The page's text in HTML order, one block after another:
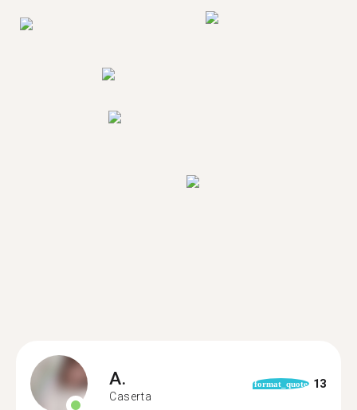
A.
Caserta
format_quote 13